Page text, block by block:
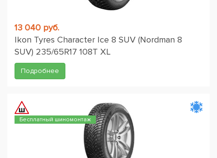
13 040 руб.
Ikon Tyres Character Ice 8 SUV (Nordman 8
SUV) 235/65R17 108T XL
Подробнее
Бесплатный шиномонтаж